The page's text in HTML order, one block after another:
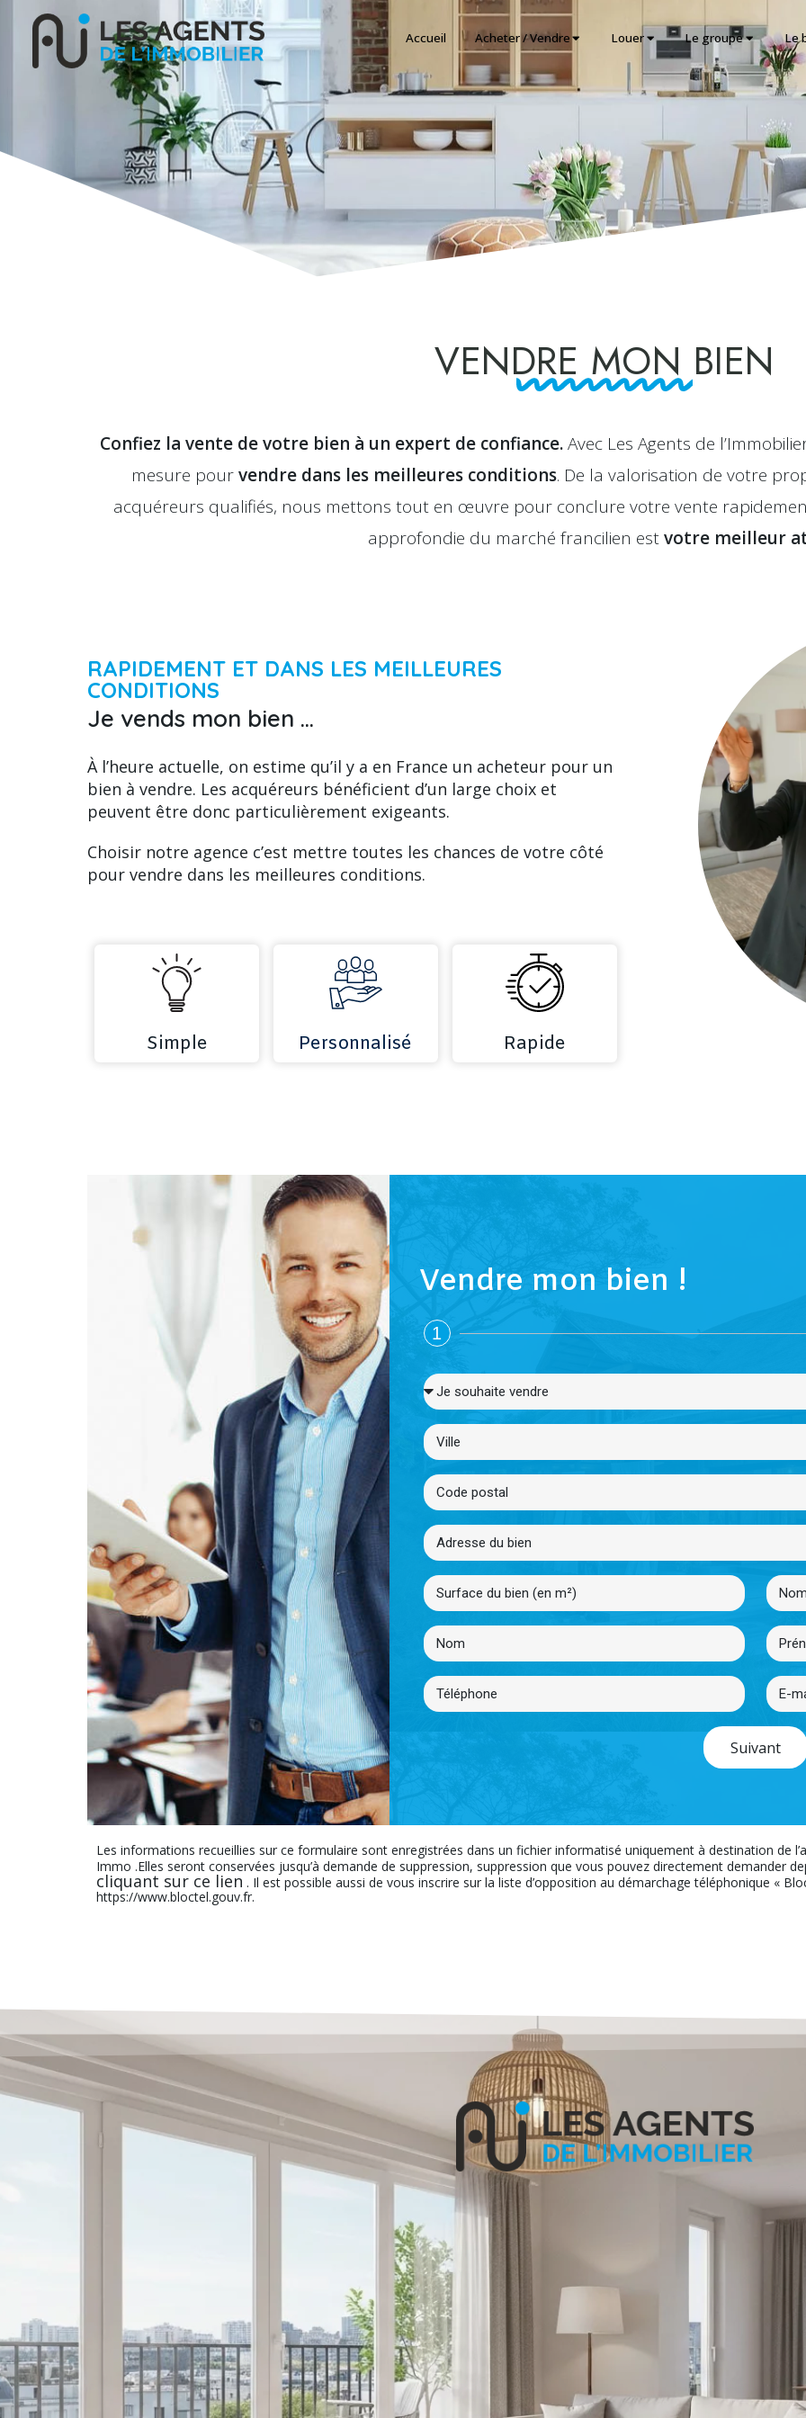
Accueil Acheter / Vendre Louer Le groupe Le
VENDRE MON BIEN
Confiez la vente de votre bien à un expert de confiance.Avec Les Agents de
mesure pourvendre dans les meilleures conditions. De la valorisation de votre
acquéreurs qualifiés, nous mettons tout en œuvre pour conclure votre vente
approfondie du marché francilien estvotre meilleur
RAPIDEMENT ET DANS LES MEILLEURES
CONDITIONS
Je vends mon bien ...
À l’heure actuelle, on estime qu’il y a en France un acheteur pour un
bien à vendre. Les acquéreurs bénéficient d’un large choix et
peuvent être donc particulièrement exigeants.
Choisir notre agence c’est mettre toutes les chances de votre côté
pour vendre dans les meilleures conditions.
Simple Personnalisé Rapide
Vendre mon bien !
1
Suivant
Les informations recueillies sur ce formulaire sont enregistrées dans un fichier informatisé uniquement à destination de
Immo .Elles seront conservées jusqu’à demande de suppression, suppression que vous pouvez directement demander
cliquant sur ce lien . Il est possible aussi de vous inscrire sur la liste d’opposition au démarchage téléphonique «
https://www.bloctel.gouv.fr.